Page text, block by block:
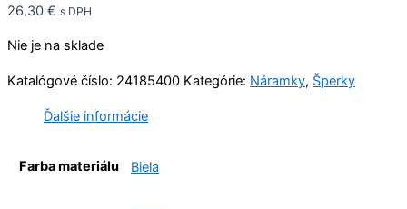
26,30 € s DPH
Nie je na sklade
Katalógové číslo: 24185400 Kategórie: Náramky, Šperky
Ďalšie informácie
Farba materiálu Biela